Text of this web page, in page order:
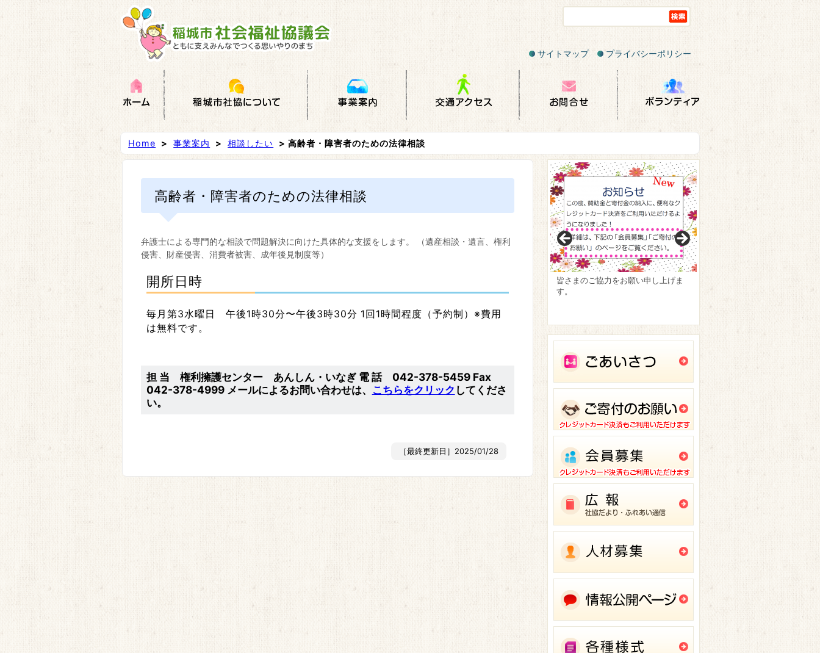
サイトマップ プライバシーポリシー
Home > 事業案内 > 相談したい > 高齢者・障害者のための法律相談
高齢者・障害者のための法律相談
弁護士による専門的な相談で問題解決に向けた具体的な支援をします。 （遺産相談・遺言、権利
侵害、財産侵害、消費者被害、成年後見制度等）
開所日時
毎月第3水曜日 午後1時30分〜午後3時30分 1回1時間程度（予約制）※費用
は無料です。
担 当 権利擁護センター あんしん・いなぎ 電 話 042-378-5459 Fax
042-378-4999 メールによるお問い合わせは、
こちらをクリック してくださ
い。
［最終更新日］2025/01/28
皆さまのご協力をお願い申し上げま
す。